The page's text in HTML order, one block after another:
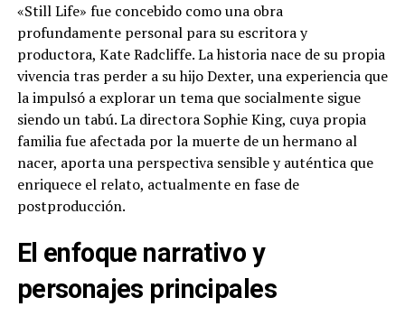
«Still Life» fue concebido como una obra
profundamente personal para su escritora y
productora, Kate Radcliffe. La historia nace de su propia
vivencia tras perder a su hijo Dexter, una experiencia que
la impulsó a explorar un tema que socialmente sigue
siendo un tabú. La directora Sophie King, cuya propia
familia fue afectada por la muerte de un hermano al
nacer, aporta una perspectiva sensible y auténtica que
enriquece el relato, actualmente en fase de
postproducción.
El enfoque narrativo y
personajes principales